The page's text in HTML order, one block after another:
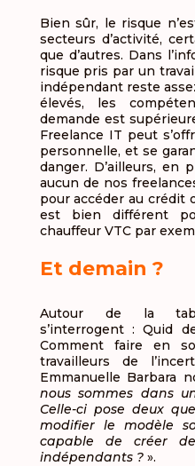
Bien sûr, le risque
secteurs d’activité,
que d’autres. Dans
risque pris par un
indépendant reste
élevés, les
demande est
Freelance IT peut
personnelle, et se
danger. D’ailleurs, en
aucun de nos
pour accéder au crédit
est bien différent
chauffeur VTC par
Et demain ?
Autour de la
s’interrogent : Quid
Comment faire en
travailleurs de
Emmanuelle Barbara
nous sommes dans
Celle-ci pose deux
modifier le modèle
capable de créer
indépendants ?».